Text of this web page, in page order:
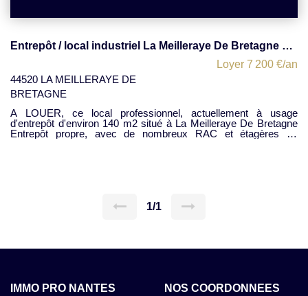
Entrepôt / local industriel La Meilleraye De Bretagne 140 m2
Loyer 7 200 €/an
44520 LA MEILLERAYE DE
BRETAGNE
A LOUER, ce local professionnel, actuellement à usage
d'entrepôt d'environ 140 m2 situé à La Meilleraye De Bretagne
Entrepôt propre, avec de nombreux RAC et étagères de
convenir, afin d'avoir un usage de local d'activité. Adapté à tout
TVA (pas de TVA), Pas de charge, sauf la TF, en sus du loyer
1/1
IMMO PRO NANTES NOS COORDONNÉES